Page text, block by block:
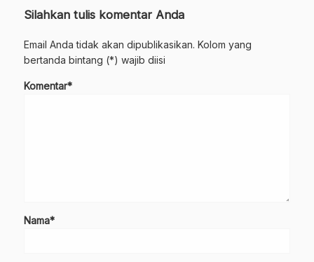
Silahkan tulis komentar Anda
Email Anda tidak akan dipublikasikan. Kolom yang
bertanda bintang (*) wajib diisi
Komentar*
Nama*